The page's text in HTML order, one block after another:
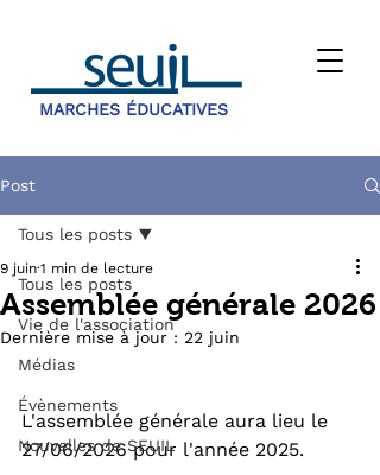
MARCHES ÉDUCATIVES
Post
Tous les posts
Vie de l'association
Médias
Évènements
Nouvelles de SEUIL
Tous les posts
Assemblée générale 2026
9 juin 1 min de lecture
Dernière mise à jour : 22 juin
L'assemblée générale aura lieu le
27/06/2026 pour l'année 2025.